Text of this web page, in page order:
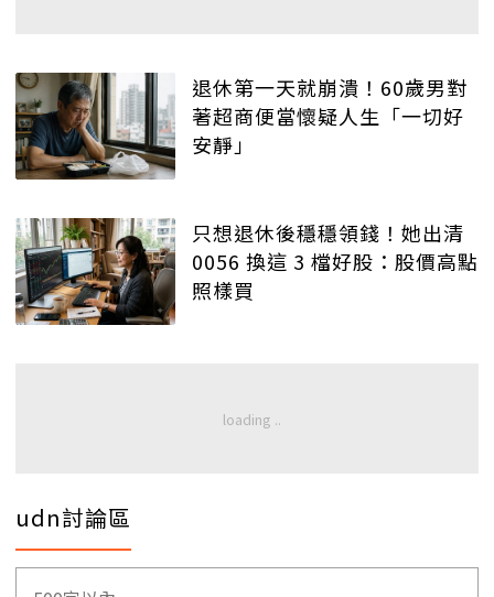
退休第一天就崩潰！60歲男對
著超商便當懷疑人生「一切好
安靜」
只想退休後穩穩領錢！她出清
0056 換這 3 檔好股：股價高點
照樣買
udn討論區